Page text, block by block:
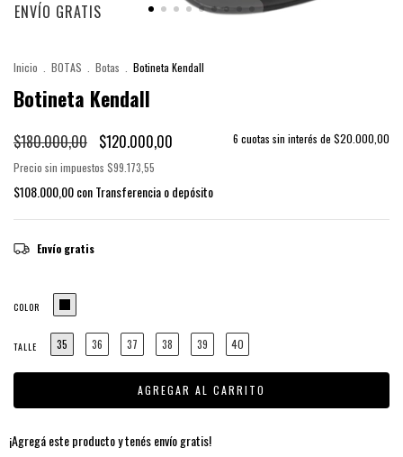
ENVÍO GRATIS
Inicio BOTAS Botas Botineta Kendall
Botineta Kendall
$180.000,00 $120.000,00 6 cuotas sin interés de $20.000,00
Precio sin impuestos $99.173,55
$108.000,00conTransferencia o depósito
Envío gratis
COLOR
TALLE 35 36 37 38 39 40
¡Agregá este producto ytenés envío gratis!